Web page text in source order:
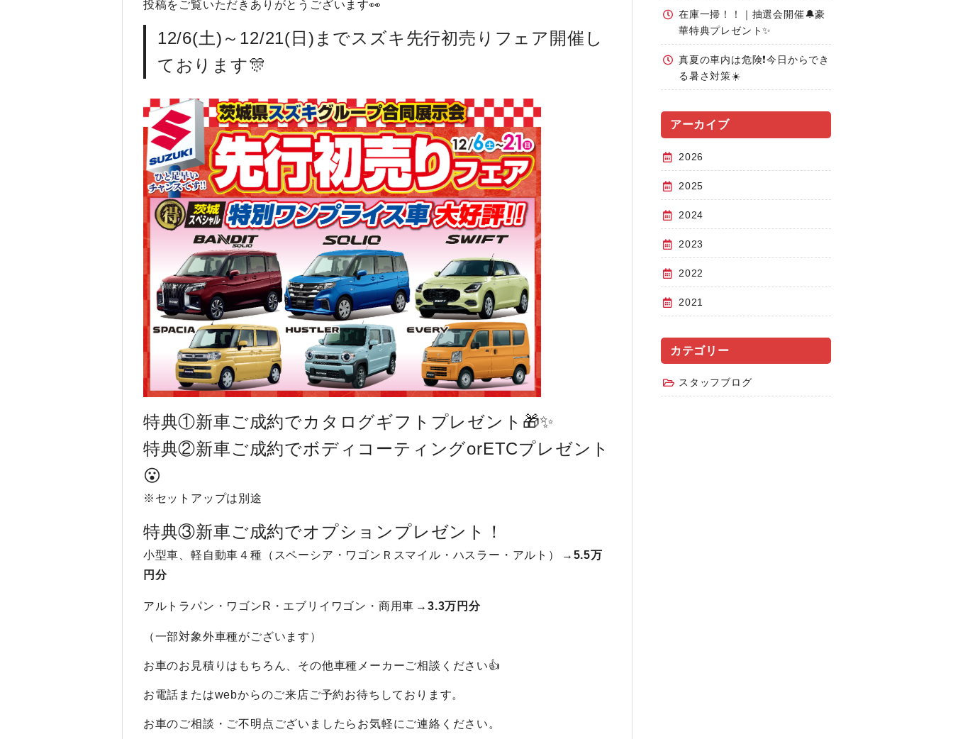
投稿をご覧いただきありがとうございます👀
12/6(土)～12/21(日)までスズキ先行初売りフェア開催し
ております🎊
特典①新車ご成約でカタログギフトプレゼント🎁✨
特典②新車ご成約でボディコーティングorETCプレゼント
😮
※セットアップは別途
特典③新車ご成約でオプションプレゼント！
小型車、軽自動車４種（スペーシア・ワゴンＲスマイル・ハスラー・アルト）
→5.5万
円分
アルトラパン・ワゴンR・エブリイワゴン・商用車 →3.3万円分
（一部対象外車種がございます）
お車のお見積りはもちろん、その他車種メーカーご相談ください👍
お電話またはwebからのご来店ご予約お待ちしております。
お車のご相談・ご不明点ございましたらお気軽にご連絡ください。
在庫一掃！！｜抽選会開催🔔豪
華特典プレゼント✨
真夏の車内は危険❗今日からでき
る暑さ対策☀️
アーカイブ
2026
2025
2024
2023
2022
2021
カテゴリー
スタッフブログ